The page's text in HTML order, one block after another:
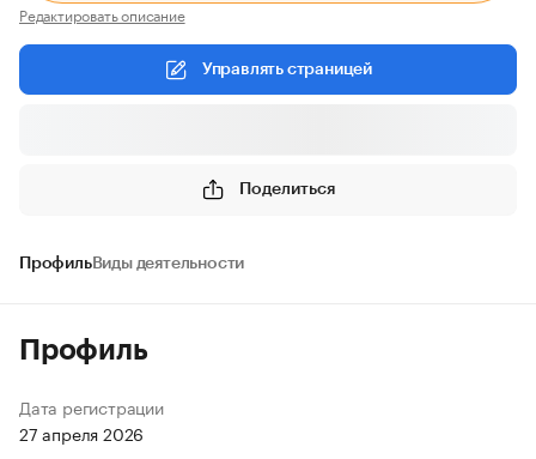
Редактировать описание
Управлять страницей
Поделиться
ПрофильВиды деятельности
Профиль
Дата регистрации
27 апреля 2026